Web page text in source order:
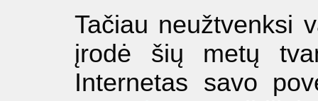
Tačiau neužtvenksi
įrodė šių metų
Internetas savo